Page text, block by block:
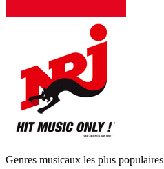
Genres musicaux les plus populaires